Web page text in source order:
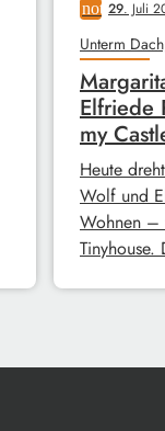
notes29. Juli
Elfriede
my
Heute
Wolf und
Wohnen –